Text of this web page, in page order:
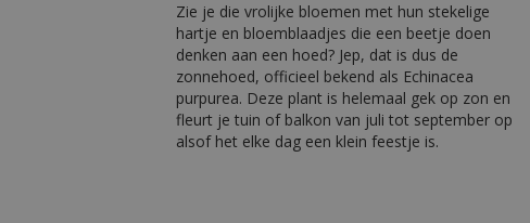
Zie je die vrolijke bloemen met hun stekelige
hartje en bloemblaadjes die een beetje doen
denken aan een hoed? Jep, dat is dus de
zonnehoed, officieel bekend als Echinacea
purpurea. Deze plant is helemaal gek op zon en
fleurt je tuin of balkon van juli tot september op
alsof het elke dag een klein feestje is.